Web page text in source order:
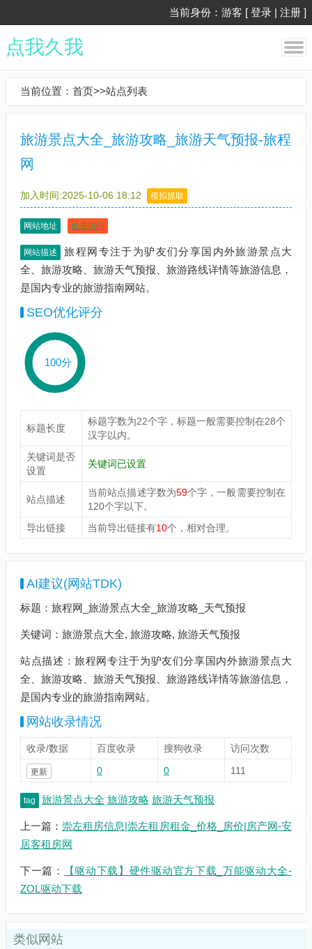
当前身份：游客 [ 登录 | 注册 ]
点我久我
当前位置： 首页>>站点列表
旅游景点大全_旅游攻略_旅游天气预报-旅程
网
加入时间:2025-10-06 18:12 模拟抓取
网站地址 点击访问
网站描述
旅程网专注于为驴友们分享国内外旅游景点大
全、旅游攻略、旅游天气预报、旅游路线详情等旅游信息，
是国内专业的旅游指南网站。
SEO优化评分
100分
标题长度
标题字数为22个字，标题一般需要控制在28个
汉字以内。
关键词是否
设置
关键词已设置
站点描述
当前站点描述字数为59个字，一般需要控制在
120个字以下。
导出链接
当前导出链接有10个，相对合理。
AI建议(网站TDK)
标题：旅程网_旅游景点大全_旅游攻略_天气预报
关键词：旅游景点大全, 旅游攻略, 旅游天气预报
站点描述：旅程网专注于为驴友们分享国内外旅游景点大
全、旅游攻略、旅游天气预报、旅游路线详情等旅游信息，
是国内专业的旅游指南网站。
网站收录情况
收录/数据 百度收录 搜狗收录 访问次数
更新 0 0 111
tag 旅游景点大全 旅游攻略 旅游天气预报
上一篇： 崇左租房信息|崇左租房租金_价格_房价|房产网-安
居客租房网
下一篇：
【驱动下载】硬件驱动官方下载_万能驱动大全-
ZOL驱动下载
类似网站